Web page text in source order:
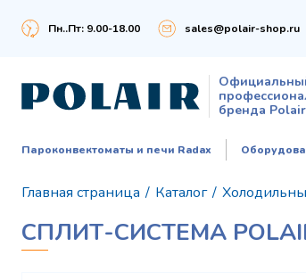
Пн..Пт: 9.00-18.00 sales@polair-shop.ru
бренда Polair
Пароконвектоматы и печи Radax
Главная страница / Каталог /
СПЛИТ-СИСТЕМА